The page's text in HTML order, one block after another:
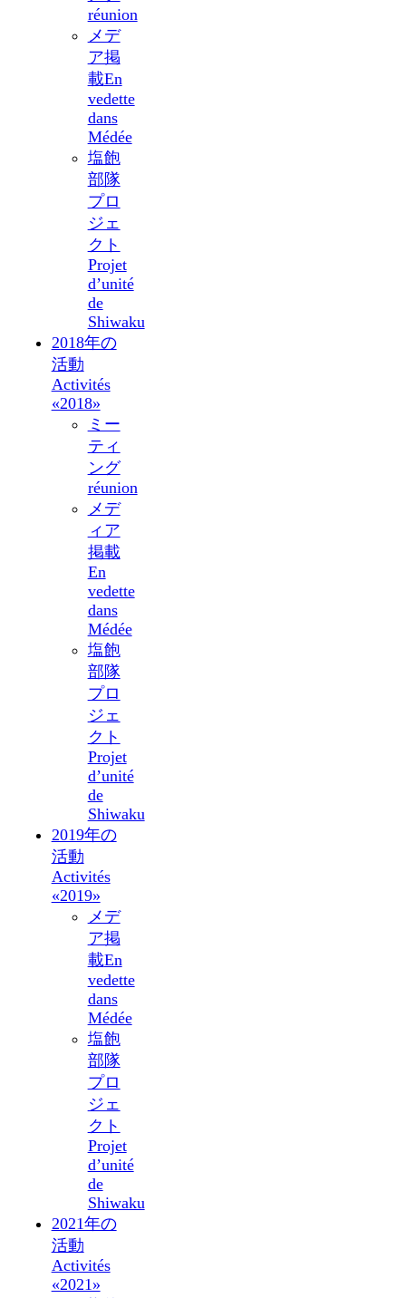
réunion
メデ
ア掲
載En
vedette
dans
Médée
塩飽
部隊
プロ
ジェ
クト
Projet
d’unité
de
Shiwaku
2018年の
活動
Activités
«2018»
ミー
ティ
ング
réunion
メデ
ィア
掲載
En
vedette
dans
Médée
塩飽
部隊
プロ
ジェ
クト
Projet
d’unité
de
Shiwaku
2019年の
活動
Activités
«2019»
メデ
ア掲
載En
vedette
dans
Médée
塩飽
部隊
プロ
ジェ
クト
Projet
d’unité
de
Shiwaku
2021年の
活動
Activités
«2021»